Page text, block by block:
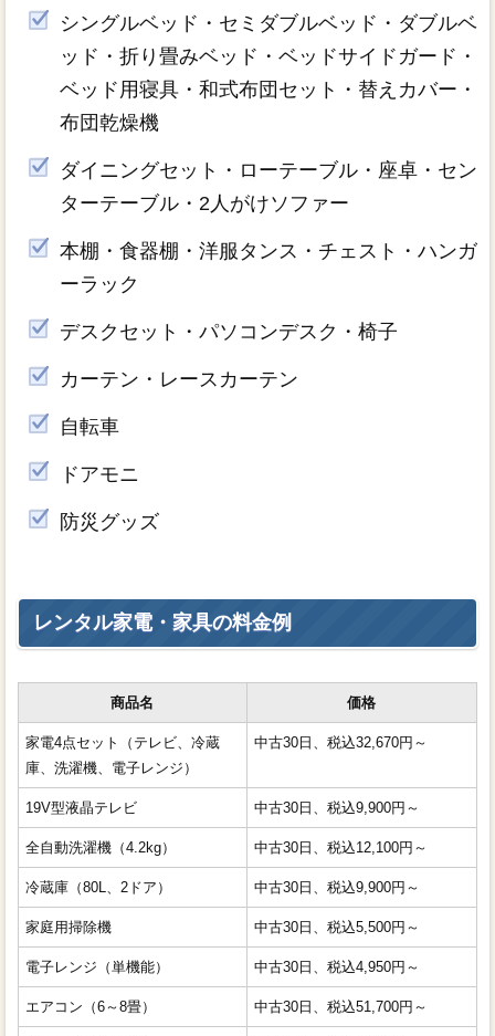
シングルベッド・セミダブルベッド・ダブルベ
ッド・折り畳みベッド・ベッドサイドガード・
ベッド用寝具・和式布団セット・替えカバー・
布団乾燥機
ダイニングセット・ローテーブル・座卓・セン
ターテーブル・2人がけソファー
本棚・食器棚・洋服タンス・チェスト・ハンガ
ーラック
デスクセット・パソコンデスク・椅子
カーテン・レースカーテン
自転車
ドアモニ
防災グッズ
レンタル家電・家具の料金例
商品名 価格
家電4点セット（テレビ、冷蔵
庫、洗濯機、電子レンジ）
中古30日、税込32,670円～
19V型液晶テレビ 中古30日、税込9,900円～
全自動洗濯機（4.2kg） 中古30日、税込12,100円～
冷蔵庫（80L、2ドア） 中古30日、税込9,900円～
家庭用掃除機 中古30日、税込5,500円～
電子レンジ（単機能） 中古30日、税込4,950円～
エアコン（6～8畳） 中古30日、税込51,700円～